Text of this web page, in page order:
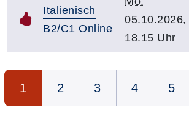
Italienisch
B2/C1 Online
05.10.2026,
18.15 Uhr
1 2 3 4 5